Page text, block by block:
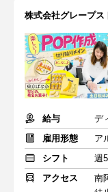
株式会社グレープス
給与
デ
雇用形態
ア
シフト
週
アクセス
南